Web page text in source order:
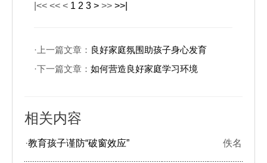
|<< << < 1 2 3 > >> >>|
·上一篇文章： 良好家庭氛围助孩子身心发育
·下一篇文章： 如何营造良好家庭学习环境
相关内容
·教育孩子谨防“破窗效应” 佚名